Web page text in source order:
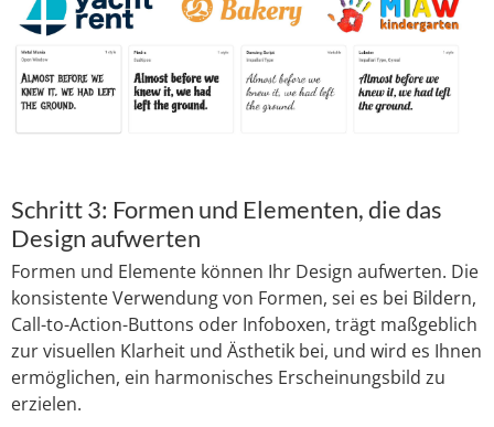
Schritt 3: Formen und Elementen, die das
Design aufwerten
Formen und Elemente können Ihr Design aufwerten. Die
konsistente Verwendung von Formen, sei es bei Bildern,
Call-to-Action-Buttons oder Infoboxen, trägt maßgeblich
zur visuellen Klarheit und Ästhetik bei, und wird es Ihnen
ermöglichen, ein harmonisches Erscheinungsbild zu
erzielen.